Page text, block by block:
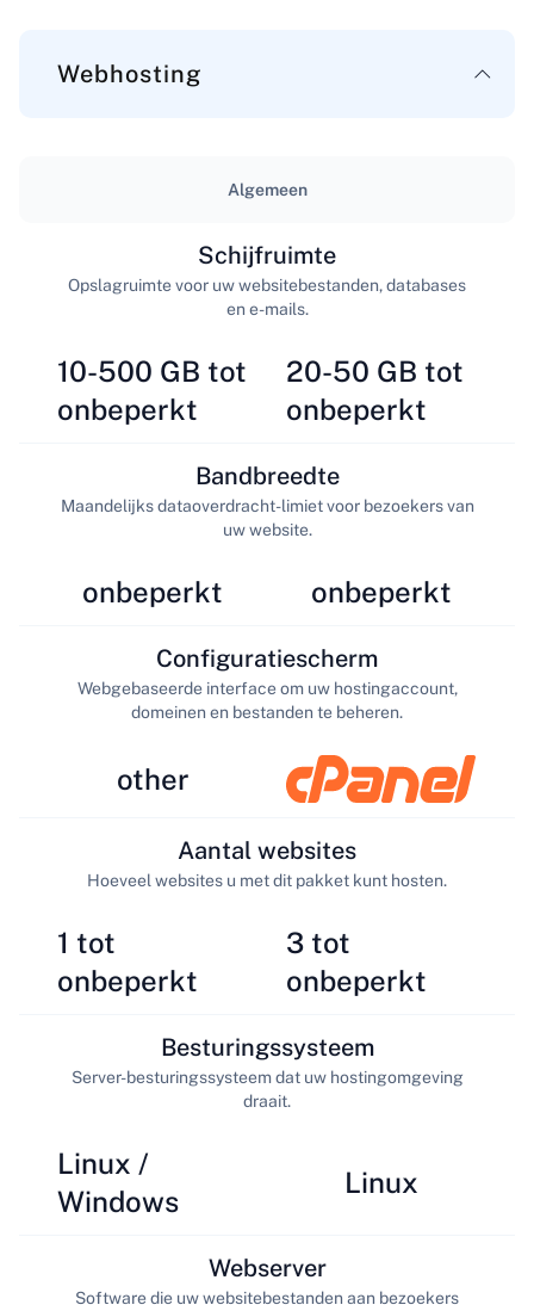
Webhosting
Algemeen
10-500 GB tot
onbeperkt
Schijfruimte
Opslagruimte voor uw websitebestanden, databases
en e-mails.
20-50 GB tot
onbeperkt
onbeperkt
Bandbreedte
Maandelijks dataoverdracht-limiet voor bezoekers van
uw website.
onbeperkt
other
Configuratiescherm
Webgebaseerde interface om uw hostingaccount,
domeinen en bestanden te beheren.
1 tot
onbeperkt
Aantal websites
Hoeveel websites u met dit pakket kunt hosten.
3 tot
onbeperkt
Linux /
Windows
Besturingssysteem
Server-besturingssysteem dat uw hostingomgeving
draait.
Linux
Webserver
Software die uw websitebestanden aan bezoekers